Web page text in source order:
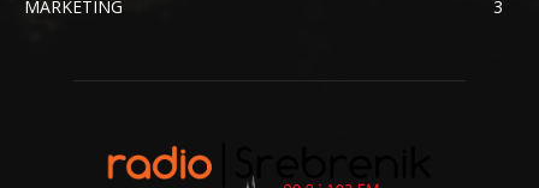
MARKETING
3